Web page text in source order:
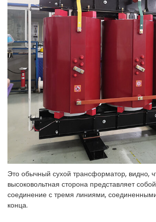
Это обычный сухой трансформатор, видно,
высоковольтная сторона представляет
соединение с тремя линиями,
конца.